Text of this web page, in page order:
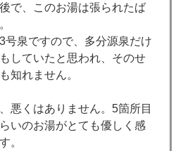
で、このお湯は張られたば
号泉ですので、多分源泉だけ
していたと思われ、そのせ
知れません。
悪くはありません。5箇所目
いのお湯がとても優しく感
。